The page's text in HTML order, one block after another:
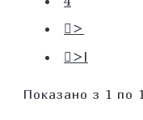
>
>|
Показано з 1 по